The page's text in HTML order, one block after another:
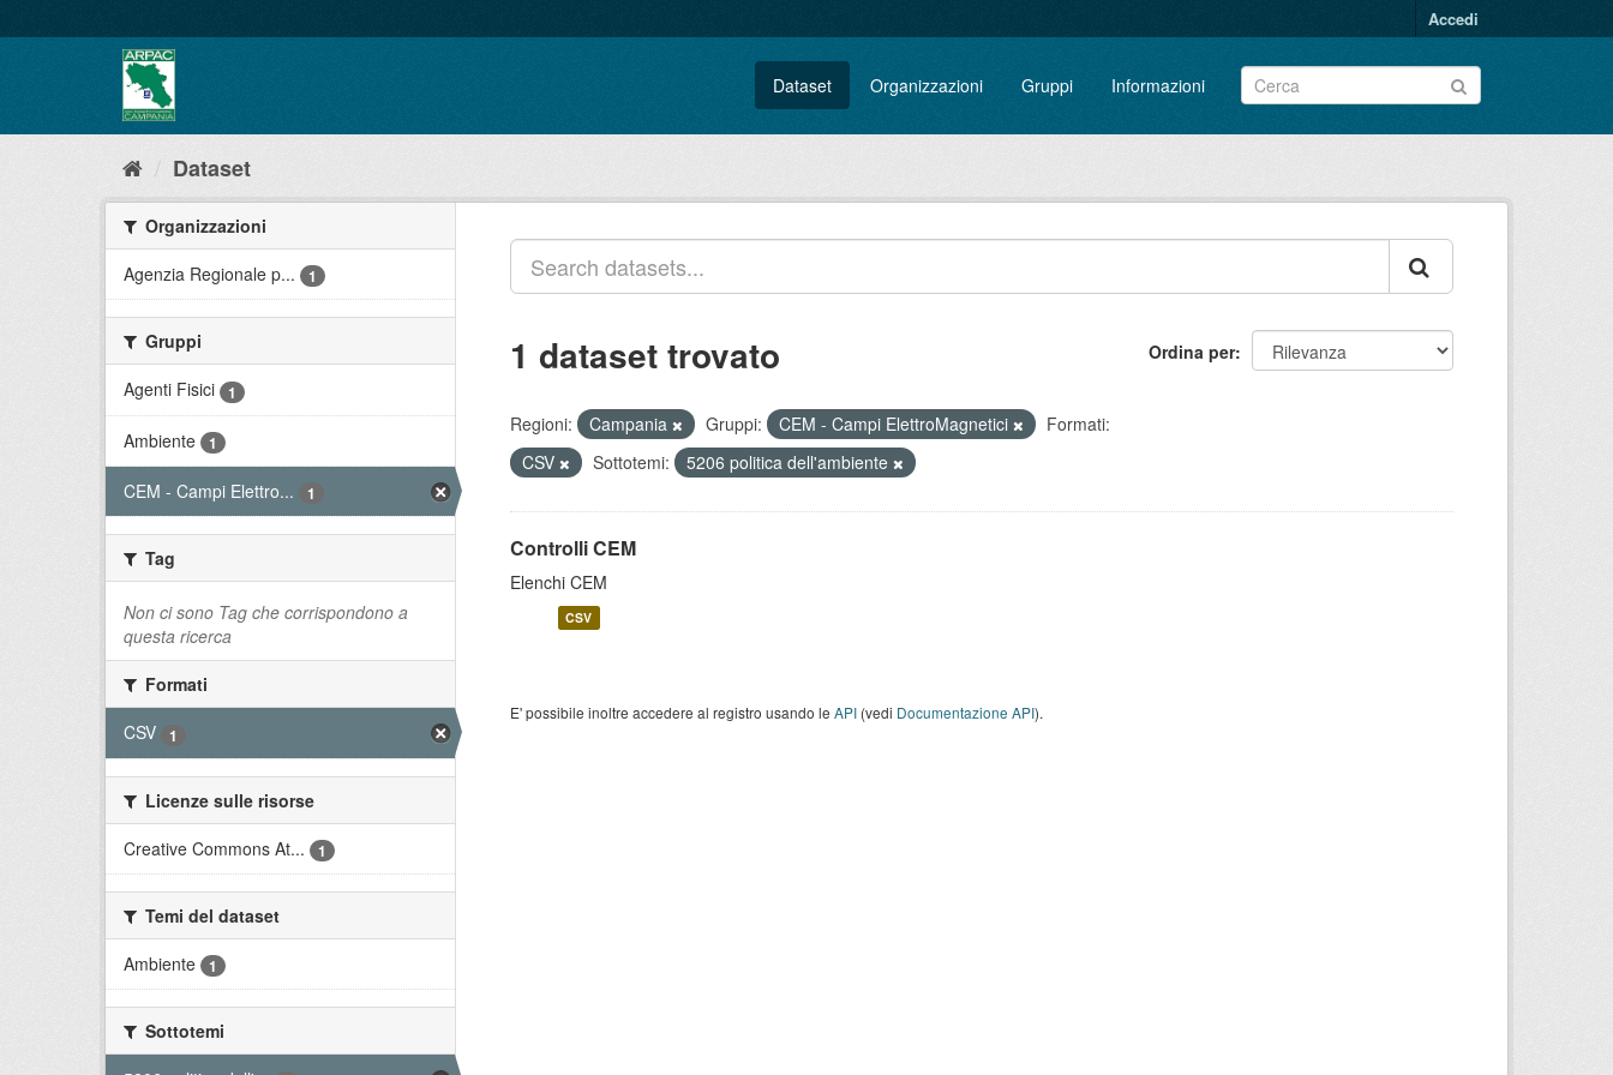
al
Accedi
Dataset Organizzazioni Gruppi Informazioni
Dataset
Organizzazioni
Agenzia Regionale p...
1
Gruppi
Agenti Fisici
1
Ambiente 1
CEM - Campi Elettro... 1
Tag
Non ci sono Tag che corrispondono a
questa ricerca
Formati
CSV
1
Licenze sulle risorse
Creative Commons At...
1
Temi del dataset
Ambiente
1
Sottotemi
Ordina per
1 dataset trovato
Regioni: Campania Gruppi: CEM - Campi ElettroMagnetici
Formati:
CSV
Sottotemi: 5206 politica dell'ambiente
Controlli CEM
Elenchi CEM
CSV
E' possibile inoltre accedere al registro usando le API (vedi Documentazione API).